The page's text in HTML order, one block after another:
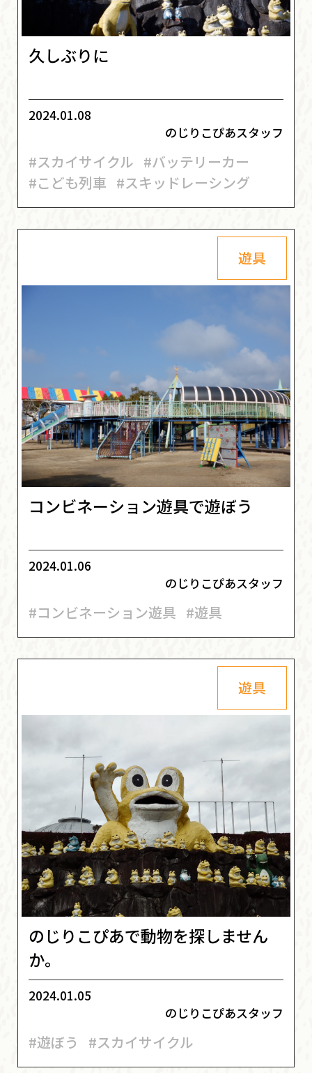
久しぶりに
2024.01.08
のじりこぴあスタッフ
#スカイサイクル #バッテリーカー
#こども列車 #スキッドレーシング
遊具
コンビネーション遊具で遊ぼう
2024.01.06
のじりこぴあスタッフ
#コンビネーション遊具 #遊具
遊具
のじりこぴあで動物を探しません
か。
2024.01.05
のじりこぴあスタッフ
#遊ぼう #スカイサイクル